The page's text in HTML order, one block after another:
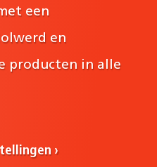
een
en
producten in alle